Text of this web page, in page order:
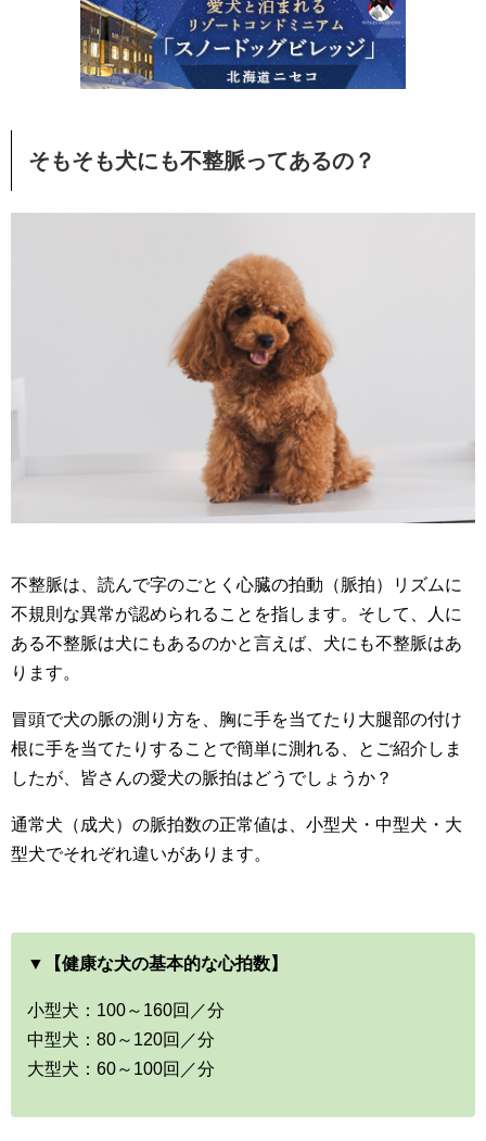
そもそも犬にも不整脈ってあるの？
不整脈は、読んで字のごとく心臓の拍動（脈拍）リズムに
不規則な異常が認められることを指します。そして、人に
ある不整脈は犬にもあるのかと言えば、犬にも不整脈はあ
ります。
冒頭で犬の脈の測り方を、胸に手を当てたり大腿部の付け
根に手を当てたりすることで簡単に測れる、とご紹介しま
したが、皆さんの愛犬の脈拍はどうでしょうか？
通常犬（成犬）の脈拍数の正常値は、小型犬・中型犬・大
型犬でそれぞれ違いがあります。
▼【健康な犬の基本的な心拍数】
小型犬：100～160回／分
中型犬：80～120回／分
大型犬：60～100回／分